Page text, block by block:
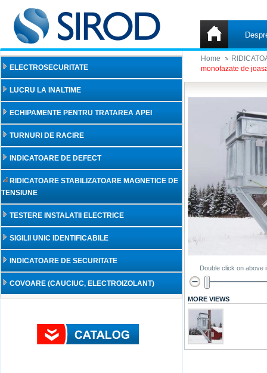
ELECTROSECURITATE
LUCRU LA INALTIME
ECHIPAMENTE PENTRU TRATAREA APEI
TURNURI DE RACIRE
INDICATOARE DE DEFECT
RIDICATOARE STABILIZATOARE MAGNETICE DE
TENSIUNE
TESTERE INSTALATII ELECTRICE
SIGILII UNIC IDENTIFICABILE
INDICATOARE DE SECURITATE
COVOARE (CAUCIUC, ELECTROIZOLANT)
Home
monofazate de
Double click on above
MORE VIEWS